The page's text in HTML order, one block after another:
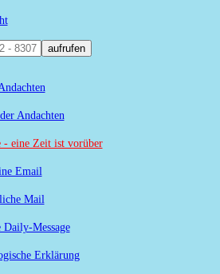
aufrufen
Andachten
- eine Zeit ist vorüber
Email
Mail
Daily-Message
Erklärung